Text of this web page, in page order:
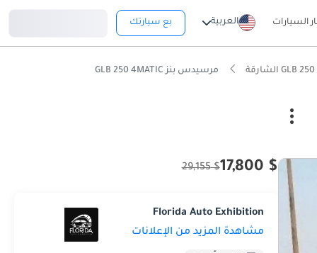
السيارات العربية بع سيارتك
مرسيدس بنز GLB 250 4MATIC
$ 17,800
$ 29,155
Florida Auto Exhibition
مشاهدة المزيد من الإعلانات